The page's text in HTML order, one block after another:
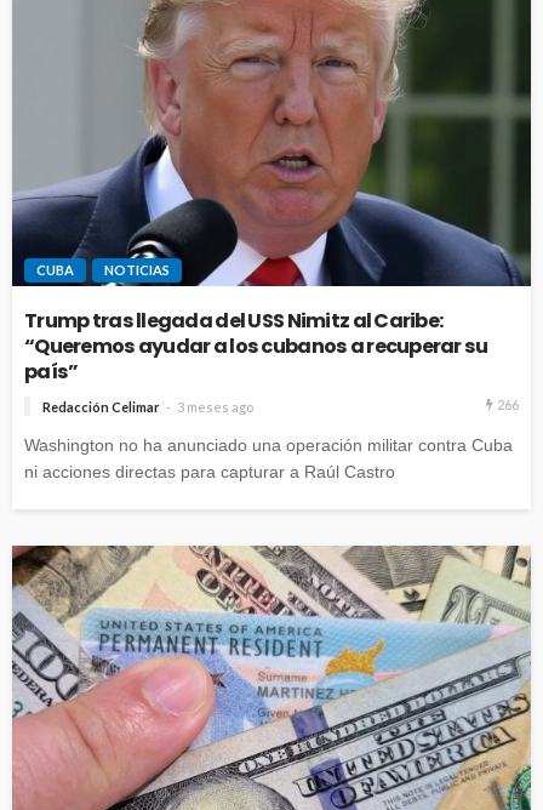
CUBA NOTICIAS
Trump tras llegada del USS Nimitz al Caribe:
“Queremos ayudar a los cubanos a recuperar su
país”
Redacción Celimar 3 meses ago 266
Washington no ha anunciado una operación militar contra Cuba
ni acciones directas para capturar a Raúl Castro